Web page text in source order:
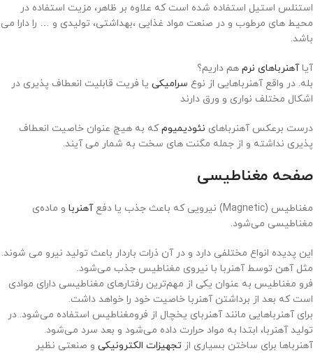
استنلس استیل استفاده شده است که علاوه بر ظاهر، مزیت استفاده در
محیط های مرطوب و در صنعت مواد غذایی ،بهداشتی، تولیدی و … را دارا می
باشد.
آیاآهنرباهای نرم هم داریم؟
بله. در واقع آهنرباهایی از نوع سرامیکی یا فریت قابلیت انعطاف پذیری در
اشکال مختلف نواری و ورق دارند
درست برعکس آهنرباهای نئودیمیومکه به هیچ عنوان خاصیت انعطاف
پذیری نداشته و از جمله مگنت های سخت به شمار می آیند.
صفحه مغناطیسی
مغناطیس (Magnetic) نیرویی که باعث جذب یا دفع آهنربا و ماده‌ی
مغناطیسی می‌شود.
این پدیده انواع مختلفی دارد و در آن ذرات باردار باعث تولید نیرو می شوند.
مثل آهن توسط آهنربا با نیروی مغناطیس جذب می‌شود.
فرو مغناطیس به عنوان یکی از مهم‌ترین رفتارهای مغناطیسی دارای موادی
است که بعد از برداشتن آهنربا خاصیت خود را خواهد داشت.
برای آهنرباهایی مانند آهنربای یخچال از فرومغناطیس استفاده می‌شود. در
تولید آهنربا، ابتدا به مواد حرارت داده می‌شود و بعد سرد می‌شود.
آهنرباها برای ساختن بسیاری از تجهیزات الکترونیکی و صنعتی نظیر